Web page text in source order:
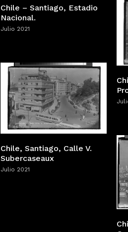
Chile – Santiago, Estadio
Nacional.
Julio 2021
Chile, Santiago, Calle V.
Subercaseaux
Julio 2021